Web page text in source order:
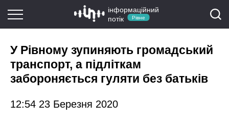
інформаційний
потік
Рівне
У Рівному зупиняють громадський
транспорт, а підліткам
забороняється гуляти без батьків
12:54 23 Березня 2020